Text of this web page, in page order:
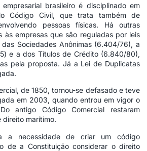
brasileiro é disciplinado em
Código Civil, que trata também de
pessoas físicas. Há outras
às empresas que são reguladas por leis
Sociedades Anônimas (6.404/76), a
e a dos Títulos de Crédito (6.840/80),
pela proposta. Já a Lei de Duplicatas
de 1850, tornou-se defasado e teve
em 2003, quando entrou em vigor o
antigo Código Comercial restaram
direito marítimo.
a necessidade de criar um código
de a Constituição considerar o direito